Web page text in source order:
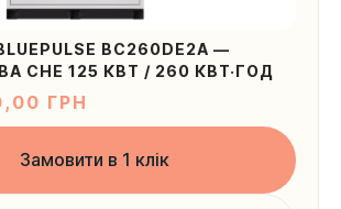
BC260DE2A —
СНЕ 125 КВТ / 260 КВТ·ГОД
ГРН
Замовити в 1 клік